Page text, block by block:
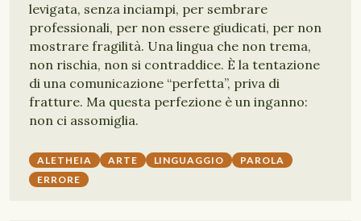
levigata, senza inciampi, per sembrare
professionali, per non essere giudicati, per non
mostrare fragilità. Una lingua che non trema,
non rischia, non si contraddice. È la tentazione
di una comunicazione “perfetta”, priva di
fratture. Ma questa perfezione è un inganno:
non ci assomiglia.
ALETHEIA ARTE LINGUAGGIO
PAROLA
ERRORE